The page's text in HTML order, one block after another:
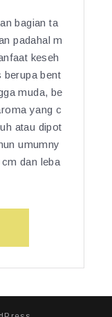
bagian ta
padahal m
keseh
berupa bent
muda, be
yang c
atau dipot
umumny
dan leba